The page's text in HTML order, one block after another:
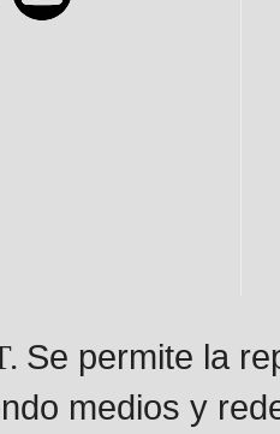
Se permite la
medios y